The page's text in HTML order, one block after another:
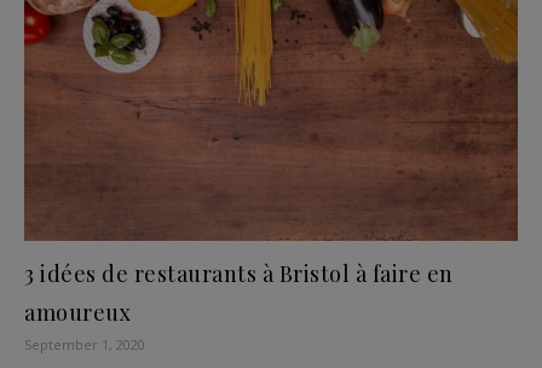
3 idées de restaurants à Bristol à faire en
amoureux
September 1, 2020